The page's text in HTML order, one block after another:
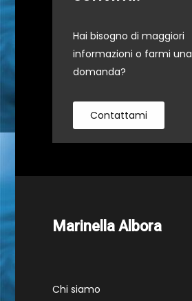
Hai bisogno di maggiori
informazioni o farmi una
domanda?
Contattami
Marinella Albora
Chi siamo